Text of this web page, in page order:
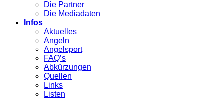
Die Partner
Die Mediadaten
Infos
Aktuelles
Angeln
Angelsport
FAQ’s
Abkürzungen
Quellen
Links
Listen